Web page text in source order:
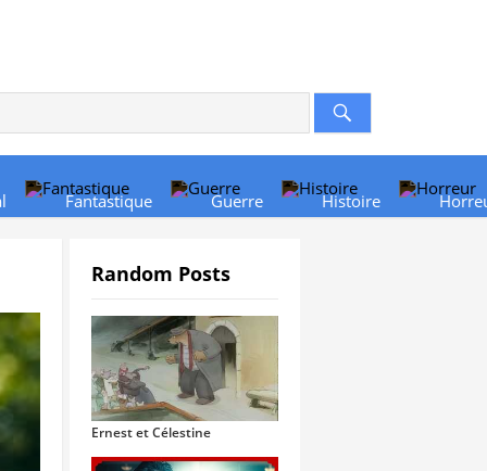
Fantastique Guerre Histoire
Random Posts
Ernest et Célestine